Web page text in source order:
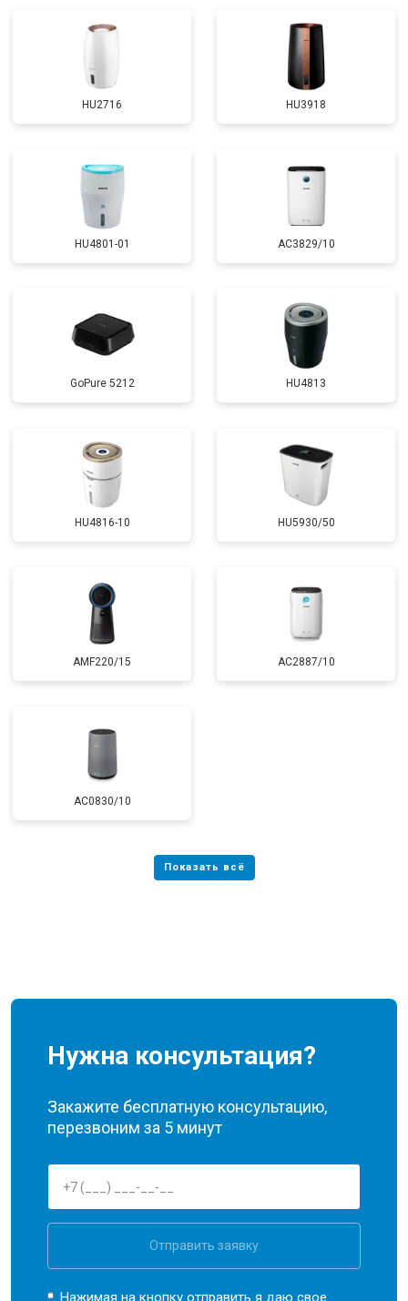
HU2716 HU3918
HU4801-01 AC3829/10
GoPure 5212 HU4813
HU4816-10 HU5930/50
AMF220/15 AC2887/10
AC0830/10
Нужна консультация?
Закажите бесплатную консультацию,
перезвоним за 5 минут
Отправить заявку
Нажимая на кнопку отправить я даю свое